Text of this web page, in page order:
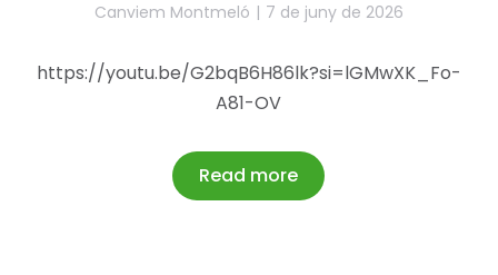
Canviem Montmeló 7 de juny de 2026
https://youtu.be/G2bqB6H86lk?si=lGMwXK_Fo-
A81-OV
Read more